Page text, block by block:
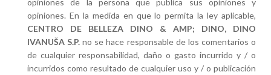
opiniones. En la medida en que lo permita la ley aplicable,
CENTRO DE BELLEZA DINO & AMP; DINO, DINO
IVANUŠA S.P.no se hace responsable de los comentarios o
de cualquier responsabilidad, daño o gasto incurrido y / o
incurridos como resultado de cualquier uso y / o publicación